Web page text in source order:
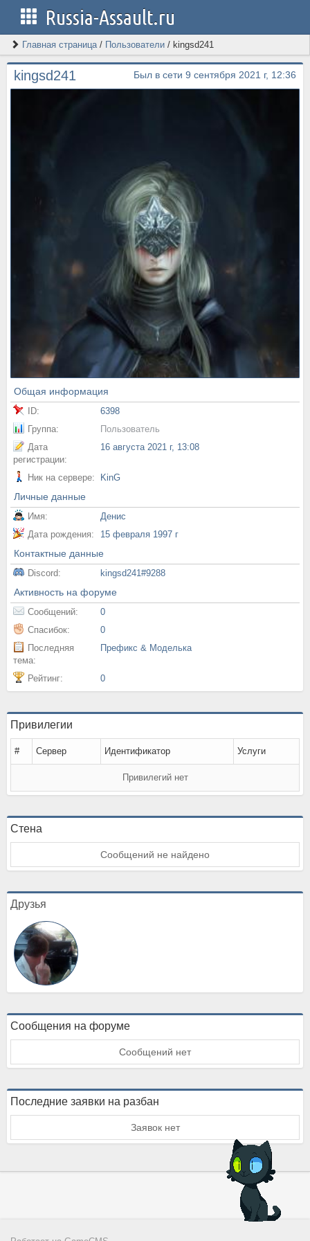
Russia-Assault.ru
Главная страница/ Пользователи / kingsd241
kingsd241 Был в сети 9 сентября 2021 г, 12:36
Общая информация
ID:
6398
Группа:
Пользователь
Дата
регистрации:
16 августа 2021 г, 13:08
Ник на сервере: KinG
Личные данные
Имя:
Денис
Дата рождения:
15 февраля 1997 г
Контактные данные
Discord: kingsd241#9288
Активность на форуме
Сообщений:
0
Спасибок:
0
Последняя
тема:
Префикс & Моделька
Рейтинг: 0
Привилегии
# Сервер Идентификатор Услуги
Привилегий нет
Стена
Сообщений не найдено
Друзья
Сообщения на форуме
Сообщений нет
Последние заявки на разбан
Заявок нет